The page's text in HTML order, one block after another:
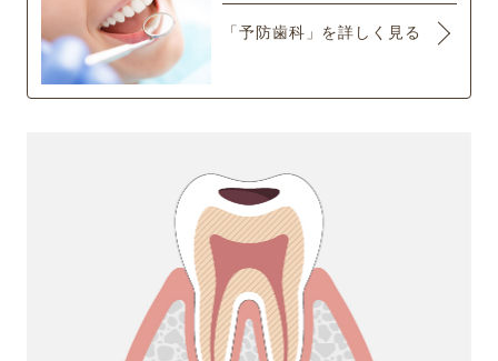
「予防歯科」を詳しく見る